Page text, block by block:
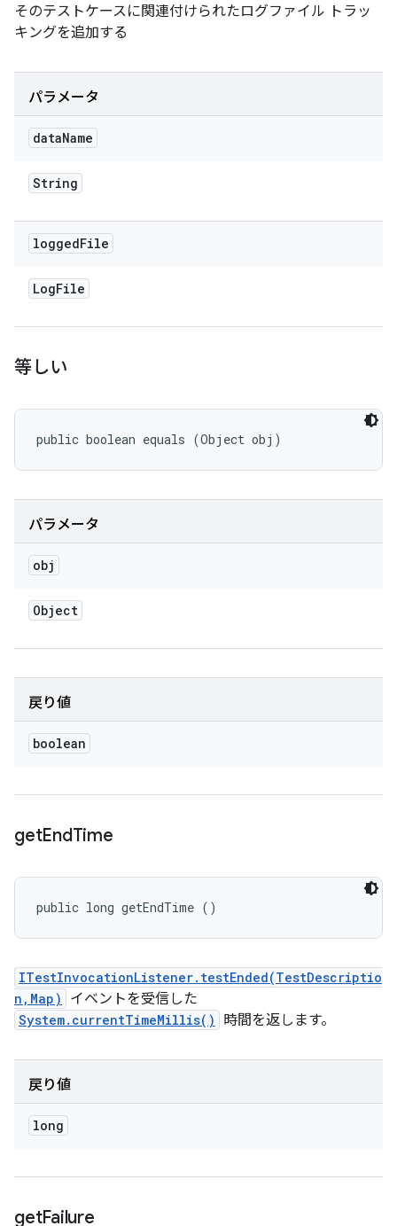
そのテストケースに関連付けられたログファイル トラッ
キングを追加する
パラメータ
dataName
String
loggedFile
LogFile
等しい
public boolean equals (Object obj)
パラメータ
obj
Object
戻り値
boolean
getEndTime
public long getEndTime ()
ITestInvocationListener.testEnded(TestDescriptio
n,Map)
イベントを受信した
System.currentTimeMillis() 時間を返します。
戻り値
long
getFailure